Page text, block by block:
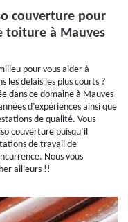
couverture pour
toiture à Mauves
pour vous aider à
les délais les plus courts ?
dans ce domaine à Mauves
d’expériences ainsi que
de qualité. Vous
couverture puisqu’il
de travail de
Nous vous
ailleurs !!